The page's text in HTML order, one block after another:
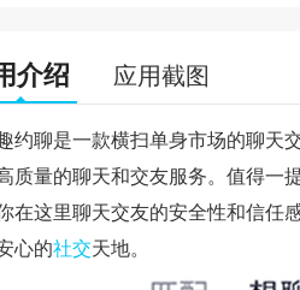
介绍 应用截图
约聊是一款横扫单身市场的聊天
质量的聊天和交友服务。值得一
在这里聊天交友的安全性和信任
心的社交天地。